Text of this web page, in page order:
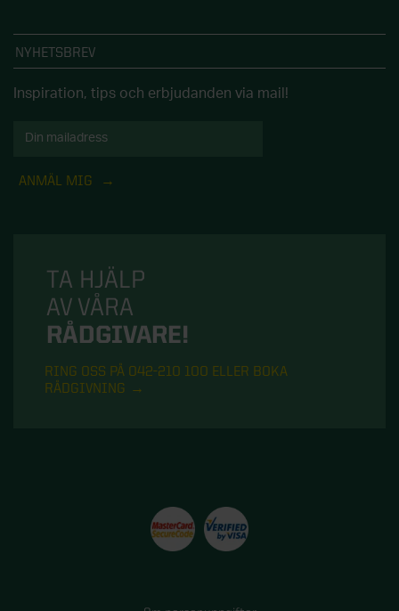
NYHETSBREV
Inspiration, tips och erbjudanden via mail!
ANMÄL MIG
TA HJÄLP
AV VÅRA
RÅDGIVARE!
RING OSS PÅ 042-210 100 ELLER BOKA
RÅDGIVNING